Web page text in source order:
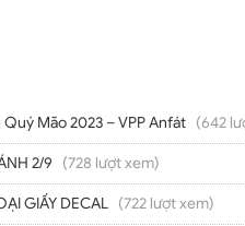
Mão 2023 – VPP Anfát (642
2/9 (728 lượt xem)
GIẤY DECAL (722 lượt xem)